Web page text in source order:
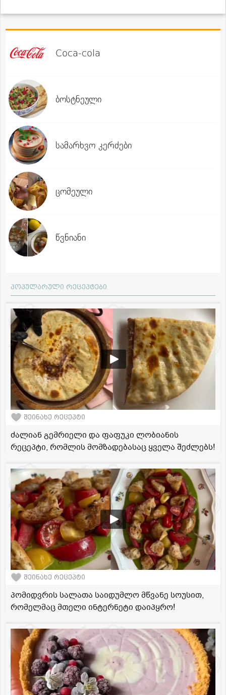
Coca-cola
ბოსტნეული
სამარხვო კერძები
ცომეული
წვნიანი
პოპულარული რეცეპტები
შეინახე რეცეპტი
ძალიან გემრიელი და ფაფუკი ლობიანის
რეცეპტი, რომლის მომზადებასაც ყველა შეძლებს!
შეინახე რეცეპტი
პომიდვრის სალათა საიდუმლო მწვანე სოუსით,
რომელმაც მთელი ინტერნეტი დაიპყრო!